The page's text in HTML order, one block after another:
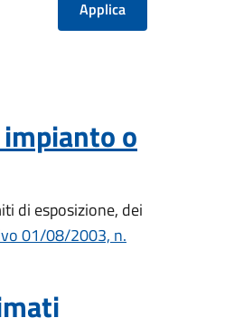
o
di esposizione, dei
01/08/2003, n.